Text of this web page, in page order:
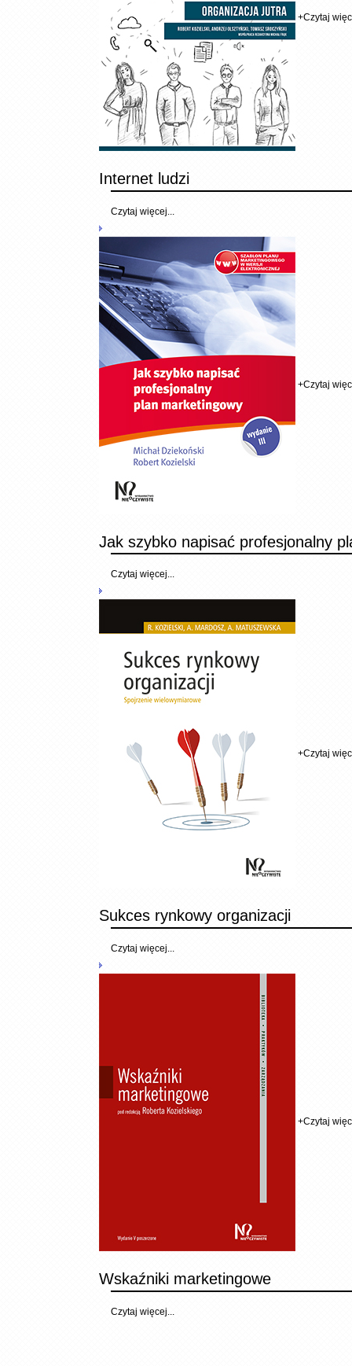
+Czytaj
Internet ludzi
Czytaj więcej...
+Czytaj
Jak szybko napisać profesjonalny
Czytaj więcej...
+Czytaj
Sukces rynkowy organizacji
Czytaj więcej...
+Czytaj
Wskaźniki marketingowe
Czytaj więcej...